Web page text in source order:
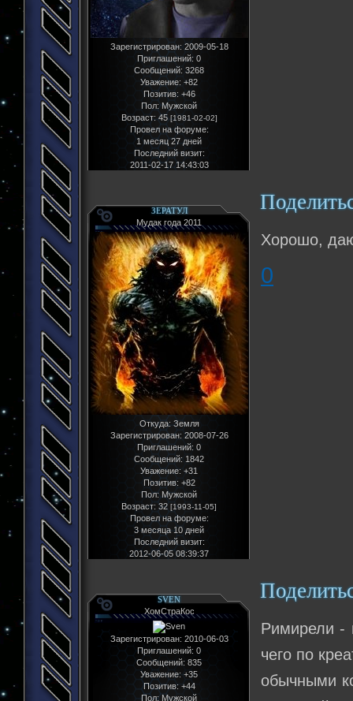
Зарегистрирован: 2009-05-18
Приглашений: 0
Сообщений: 3268
Уважение: +82
Позитив: +46
Пол:Мужской
Возраст: 45 [1981-02-02]
Провел на форуме:
1 месяц 27 дней
Последний визит:
2011-02-17 14:43:03
ЗЕРАТУЛ
Мудак года 2011
Откуда: Земля
Зарегистрирован: 2008-07-26
Приглашений: 0
Сообщений: 1842
Уважение: +31
Позитив: +82
Пол: Мужской
Возраст: 32 [1993-11-05]
Провел на форуме:
3 месяца 10 дней
Последний визит:
2012-06-05 08:39:37
Хорошо,
0
SVEN
ХомСтраКос
Зарегистрирован: 2010-06-03
Приглашений: 0
Сообщений: 835
Уважение: +35
Позитив: +44
Пол: Мужской
Римирели -
чего по
обычными